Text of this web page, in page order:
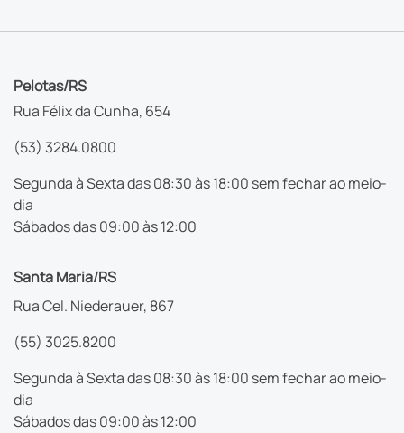
Pelotas/RS
Rua Félix da Cunha, 654
(53) 3284.0800
Segunda à Sexta das 08:30 às 18:00 sem fechar ao meio-
dia
Sábados das 09:00 às 12:00
Santa Maria/RS
Rua Cel. Niederauer, 867
(55) 3025.8200
Segunda à Sexta das 08:30 às 18:00 sem fechar ao meio-
dia
Sábados das 09:00 às 12:00